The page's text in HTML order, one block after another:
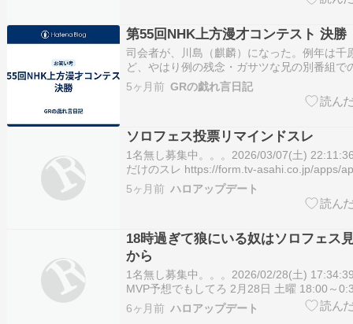
第55回NHK上方漫才コンテスト 決勝
司会者が、川島（麒麟）になった。例年は千
ど、やはり例の残念・ガサツな兄の別番組で
切な発言で降板やな・・・審査員は、リンゴ
エ・松嶋（元：オセロ）・久保田・奥田・の
氏が今年からおらず、松嶋尚美～っ？松竹枠
5ヶ月前 GRの戯れ言日記
ソロフェス投票リマインドスレ
1名無し募集中。。。2026/03/07(土)
だけのスレ https://form.tv-asahi.co.jp/apps/
fid=11725_a8ecd 2名無し募集中。。。
22:12…
5ヶ月前 ハロアップデート
18時過ぎて狼にいる奴はソロフェス
から
1名無し募集中。。。2026/02/28(土)
MVP予想でもしてろ 2月28日 土曜 18:00～
ンネル1 ＜独占放送＞Hello! Project「ソロフ
ハロプロ全グループが集結！ 1人1曲セルフ
6ヶ月前 ハロアップデート